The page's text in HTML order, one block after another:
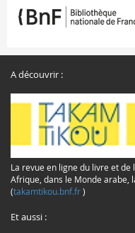
A découvrir :
La revue en ligne du livre et
Afrique, dans le Monde arabe,
(takamtikou.bnf.fr)
Et aussi :